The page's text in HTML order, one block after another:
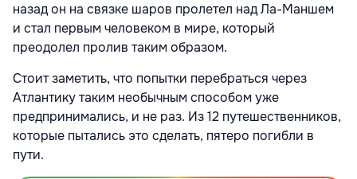
назад он на связке шаров пролетел над Ла-Маншем
и стал первым человеком в мире, который
преодолел пролив таким образом.
Стоит заметить, что попытки перебраться через
Атлантику таким необычным способом уже
предпринимались, и не раз. Из 12 путешественников,
которые пытались это сделать, пятеро погибли в
пути.